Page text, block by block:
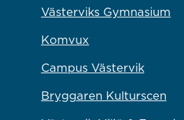
Västerviks Gymnasium
Komvux
Campus Västervik
Bryggaren Kulturscen